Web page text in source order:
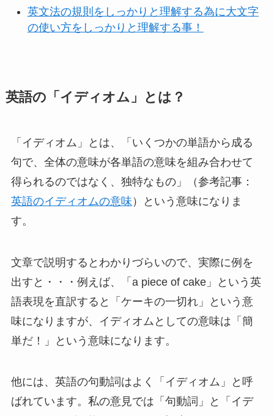
英文法の規則をしっかりと理解する為に大文字
の使い方をしっかりと理解する事！
英語の「イディオム」とは？
「イディオム」とは、「いくつかの単語から成る
句で、全体の意味が各単語の意味を組み合わせて
得られるのではなく、独特なもの」（参考記事：
英語のイディオムの意味 ）という意味になりま
す。
文章で説明するとわかりづらいので、実際に例を
出すと・・・例えば、「a piece of cake」という英
語表現を直訳すると「ケーキの一切れ」という意
味になりますが、イディオムとしての意味は「簡
単だ！」という意味になります。
他には、英語の句動詞はよく「イディオム」と呼
ばれています。私の意見では「句動詞」と「イデ